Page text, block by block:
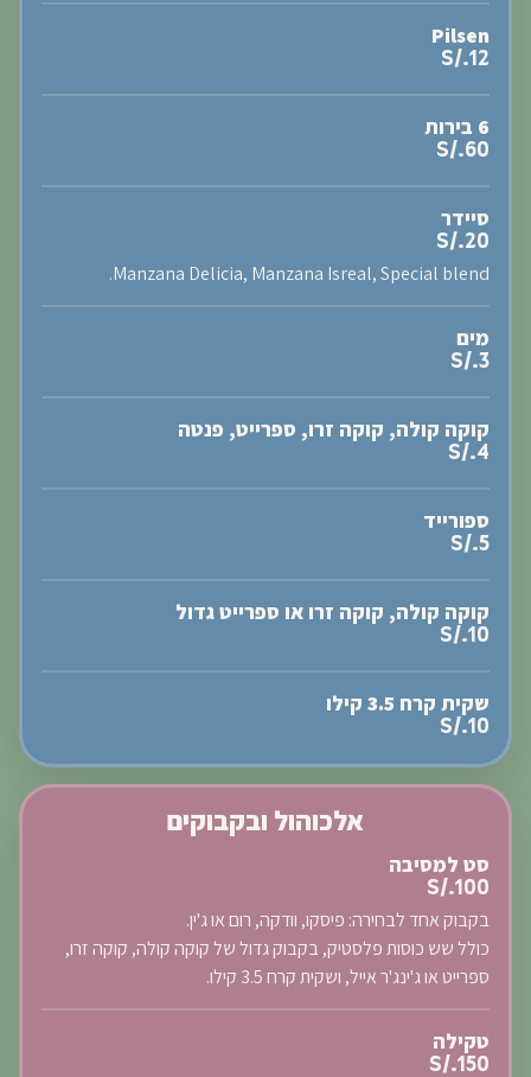
Pilsen
S/.12
6 בירות
S/.60
סיידר
S/.20
Manzana Delicia, Manzana Isreal, Special blend.
מים
S/.3
קוקה קולה, קוקה זרו, ספרייט, פנטה
S/.4
ספורייד
S/.5
קוקה קולה, קוקה זרו או ספרייט גדול
S/.10
שקית קרח 3.5 קילו
S/.10
אלכוהול ובקבוקים
סט למסיבה
S/.100
בקבוק אחד לבחירה: פיסקו, וודקה, רום או ג'ין.
כולל שש כוסות פלסטיק, בקבוק גדול של קוקה קולה, קוקה זרו,
ספרייט או ג'ינג'ר אייל, ושקית קרח 3.5 קילו.
טקילה
S/.150